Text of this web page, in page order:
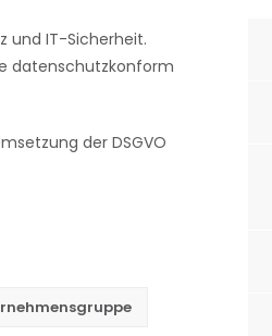
und IT-Sicherheit.
datenschutzkonform
der DSGVO